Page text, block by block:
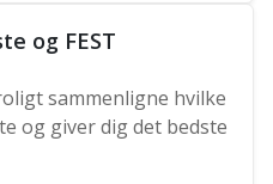
og FEST
sammenligne hvilke
og giver dig det bedste